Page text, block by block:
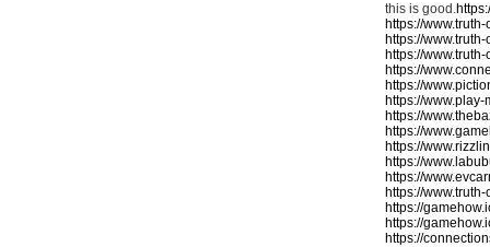
this is good.
https://
https://
https://
https://
https://
https://
https://
https://
https://
https://
https://
https://
https://
https://
https://